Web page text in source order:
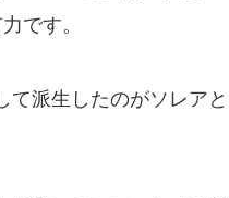
です。
て派生したのがソレアと